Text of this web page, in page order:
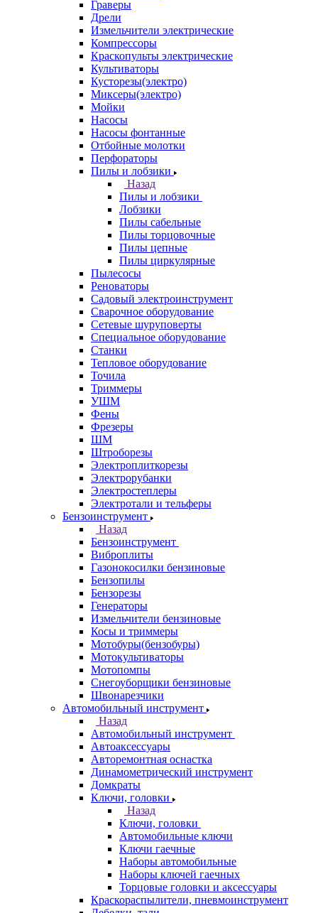
Граверы
Дрели
Измельчители электрические
Компрессоры
Краскопульты электрические
Культиваторы
Кусторезы(электро)
Миксеры(электро)
Мойки
Насосы
Насосы фонтанные
Отбойные молотки
Перфораторы
Пилы и лобзики
Назад
Пилы и лобзики
Лобзики
Пилы сабельные
Пилы торцовочные
Пилы цепные
Пилы циркулярные
Пылесосы
Реноваторы
Садовый электроинструмент
Сварочное оборудование
Сетевые шуруповерты
Специальное оборудование
Станки
Тепловое оборудование
Точила
Триммеры
УШМ
Фены
Фрезеры
ШМ
Штроборезы
Электроплиткорезы
Электрорубанки
Электростеплеры
Электротали и тельферы
Бензоинструмент
Назад
Бензоинструмент
Виброплиты
Газонокосилки бензиновые
Бензопилы
Бензорезы
Генераторы
Измельчители бензиновые
Косы и триммеры
Мотобуры(бензобуры)
Мотокультиваторы
Мотопомпы
Снегоуборщики бензиновые
Швонарезчики
Автомобильный инструмент
Назад
Автомобильный инструмент
Автоаксессуары
Авторемонтная оснастка
Динамометрический инструмент
Домкраты
Ключи, головки
Назад
Ключи, головки
Автомобильные ключи
Ключи гаечные
Наборы автомобильные
Наборы ключей гаечных
Торцовые головки и аксессуары
Краскораспылители, пневмоинструмент